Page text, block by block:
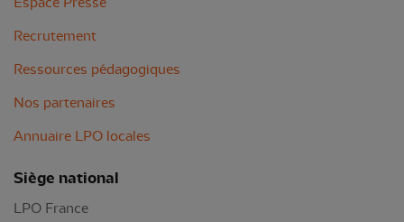
Recrutement
Ressources pédagogiques
Nos partenaires
Annuaire LPO locales
Siège national
LPO France